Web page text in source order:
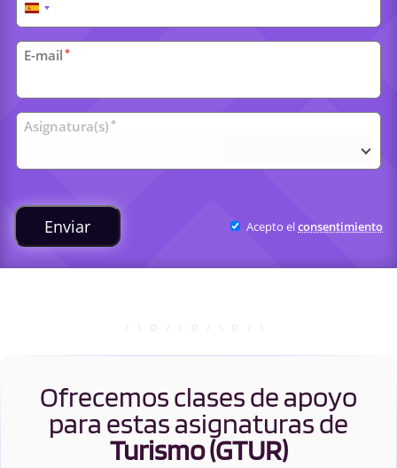
España
+34
E-mail *
Clases
universitarias
Asignatura(s) *
Enviar Acepto elconsentimiento
Ofrecemos clases de apoyo
para estas asignaturas de
Turismo (GTUR)